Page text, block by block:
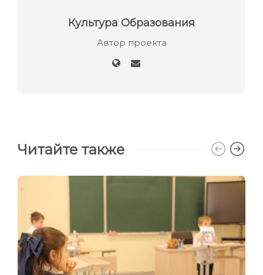
Культура Образования
Автор проекта
Читайте также